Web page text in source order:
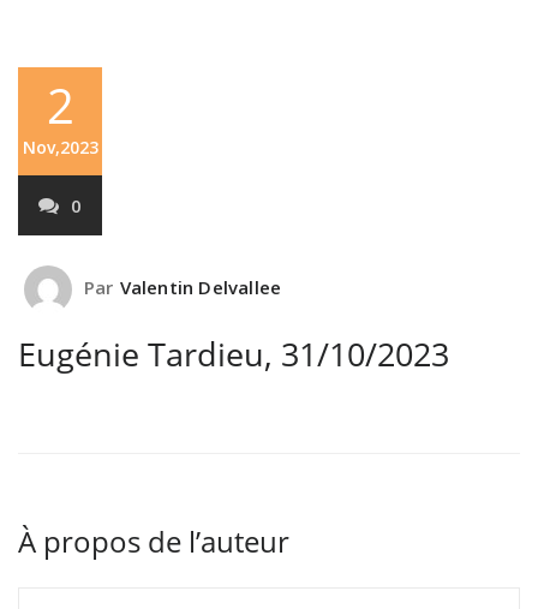
2
Nov,2023
0
Par Valentin Delvallee
Eugénie Tardieu, 31/10/2023
À propos de l’auteur